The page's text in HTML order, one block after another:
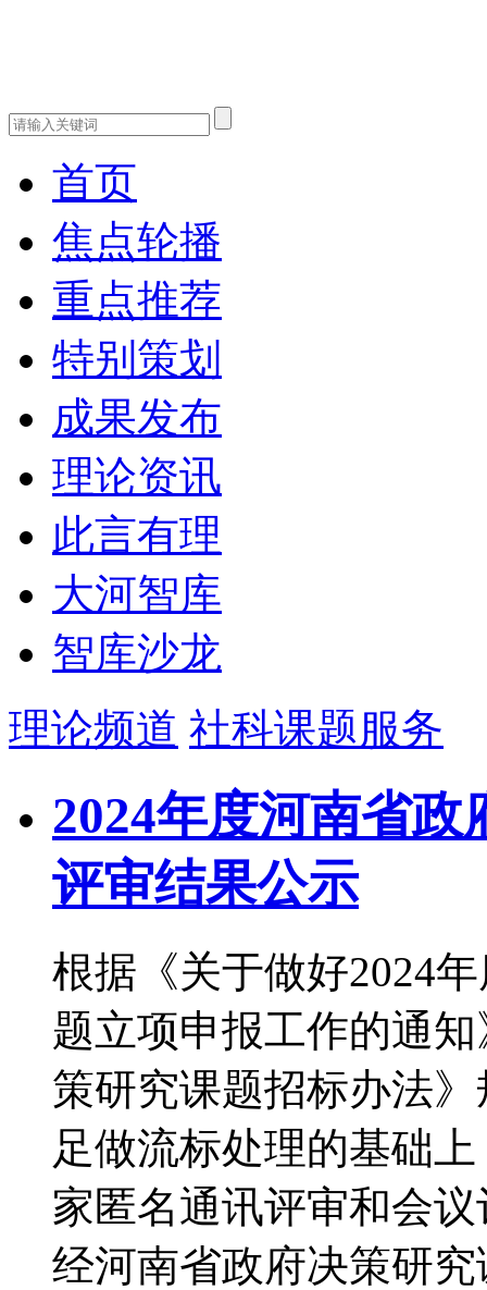
首页
焦点轮播
重点推荐
特别策划
成果发布
理论资讯
此言有理
大河智库
智库沙龙
理论频道 社科课题服务
2024年度河南省
评审结果公示
根据《关于做好2024
题立项申报工作的通
策研究课题招标办法
足做流标处理的基础
家匿名通讯评审和会
经河南省政府决策研